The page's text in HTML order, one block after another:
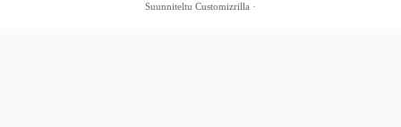
Suunniteltu Customizrilla ·